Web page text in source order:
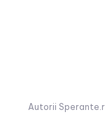
Autorii